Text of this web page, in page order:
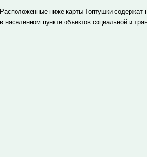
Расположенные ниже карты Топтушки
в населенном пункте объектов социальной и